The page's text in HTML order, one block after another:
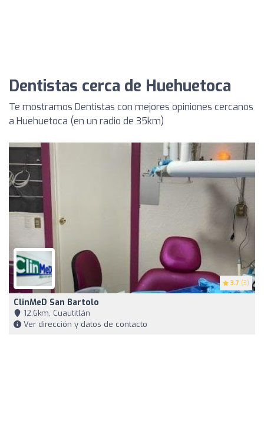
Dentistas cerca de Huehuetoca
Te mostramos Dentistas con mejores opiniones cercanos
a Huehuetoca (en un radio de 35km)
3.7 (3)
ClinMeD San Bartolo
12,6km, Cuautitlán
Ver dirección y datos de contacto